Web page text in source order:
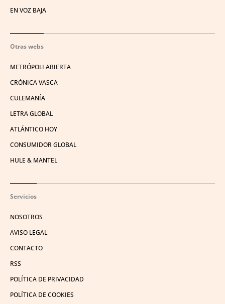
EN VOZ BAJA
Otras webs
METRÓPOLI ABIERTA
CRÓNICA VASCA
CULEMANÍA
LETRA GLOBAL
ATLÁNTICO HOY
CONSUMIDOR GLOBAL
HULE & MANTEL
Servicios
NOSOTROS
AVISO LEGAL
CONTACTO
RSS
POLÍTICA DE PRIVACIDAD
POLÍTICA DE COOKIES